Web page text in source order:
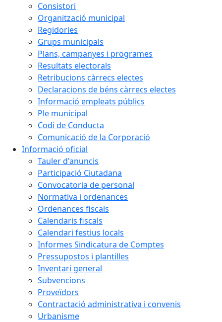
Consistori
Organització municipal
Regidories
Grups municipals
Plans, campanyes i programes
Resultats electorals
Retribucions càrrecs electes
Declaracions de béns càrrecs electes
Informació empleats públics
Ple municipal
Codi de Conducta
Comunicació de la Corporació
Informació oficial
Tauler d'anuncis
Participació Ciutadana
Convocatoria de personal
Normativa i ordenances
Ordenances fiscals
Calendaris fiscals
Calendari festius locals
Informes Sindicatura de Comptes
Pressupostos i plantilles
Inventari general
Subvencions
Proveïdors
Contractació administrativa i convenis
Urbanisme